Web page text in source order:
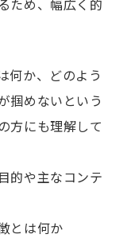
何か、どのよう
掴めないという
方にも理解して
的や主なコンテ
とは何か